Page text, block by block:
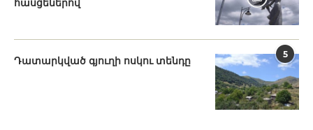
5
Դատարկված գյուղի ոսկու տենդը